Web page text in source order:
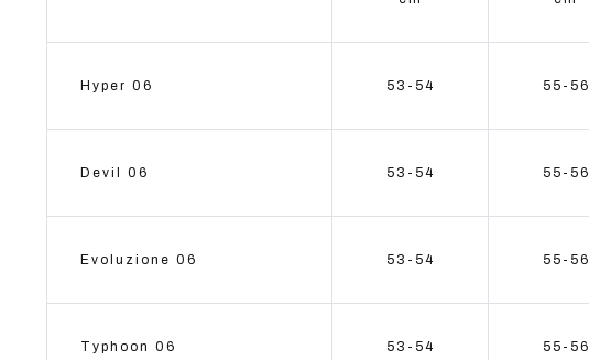
Hyper 06 53-54 55-56
Devil 06 53-54 55-56
Evoluzione 06 53-54 55-56
Typhoon 06 53-54 55-56